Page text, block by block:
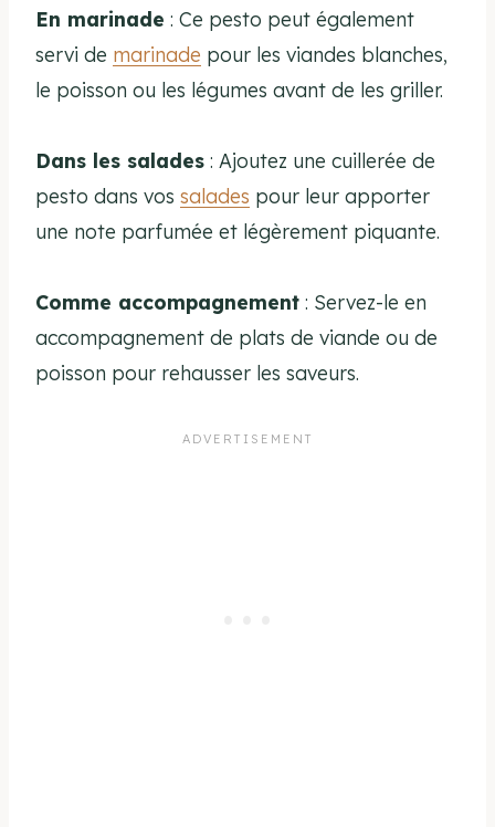
En marinade : Ce pesto peut également
servi de marinade pour les viandes blanches,
le poisson ou les légumes avant de les griller.
Dans les salades : Ajoutez une cuillerée de
pesto dans vos salades pour leur apporter
une note parfumée et légèrement piquante.
Comme accompagnement : Servez-le en
accompagnement de plats de viande ou de
poisson pour rehausser les saveurs.